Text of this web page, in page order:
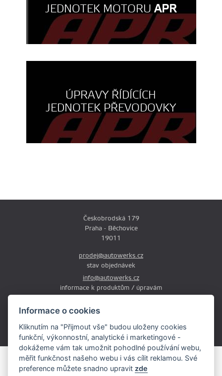
Informace o cookies
Kliknutím na "Přijmout vše" budou uloženy cookies
funkční, výkonnostní, analytické i marketingové -
dokážeme vám tak umožnit pohodlné používání webu,
měřit funkčnost našeho webu i vás cílit reklamou. Své
preference můžete snadno upravit zde
JEDNOTEK MOTORUAPR
ÚPRAVY ŘÍDÍCÍCH
JEDNOTEK PŘEVODOVKY
Českobrodská 179
Praha - Běchovice
19011
prodej@autowerks.cz
stav objednávek
info@autowerks.cz
informace k produktům / úpravám
Pá: 9:00-12:00 a 13:00-16:00
Obsah stránek je majetkem provozovatele. Kopírování, zveřejňování
textů či fotografii je povoleno pouze s jeho souhlasem.